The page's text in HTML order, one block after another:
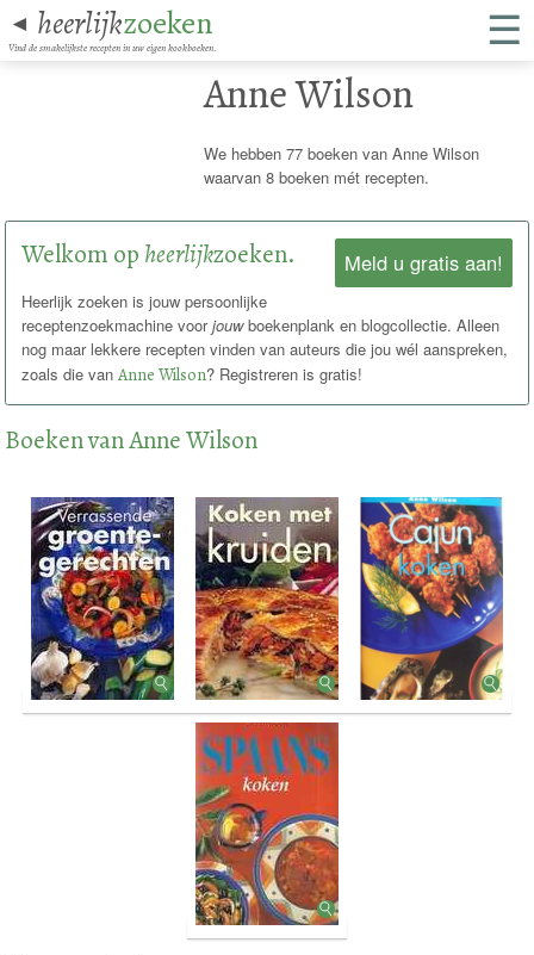
◄ heerlijkzoeken
Vind de smakelijkste recepten in uw eigen kookboeken. ☰
Anne Wilson
We hebben 77 boeken van Anne Wilson
waarvan 8 boeken mét recepten.
Meld u gratis aan!
Welkom op heerlijkzoeken.
Heerlijk zoeken is jouw persoonlijke
receptenzoekmachine voorjouwboekenplank en blogcollectie. Alleen
nog maar lekkere recepten vinden van auteurs die jou wél aanspreken,
zoals die vanAnne Wilson? Registreren is gratis!
Boeken van Anne Wilson